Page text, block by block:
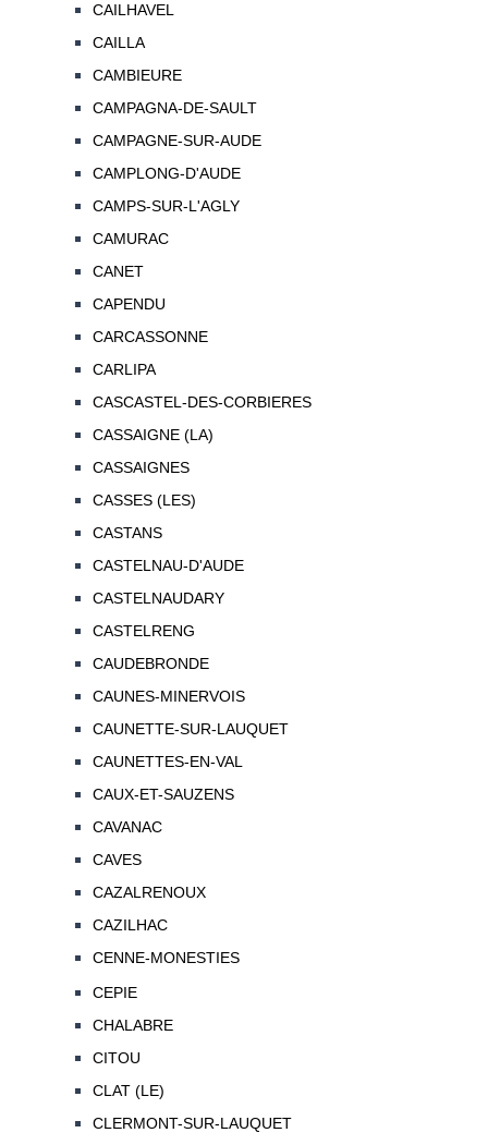
CAILHAVEL
CAILLA
CAMBIEURE
CAMPAGNA-DE-SAULT
CAMPAGNE-SUR-AUDE
CAMPLONG-D'AUDE
CAMPS-SUR-L'AGLY
CAMURAC
CANET
CAPENDU
CARCASSONNE
CARLIPA
CASCASTEL-DES-CORBIERES
CASSAIGNE (LA)
CASSAIGNES
CASSES (LES)
CASTANS
CASTELNAU-D'AUDE
CASTELNAUDARY
CASTELRENG
CAUDEBRONDE
CAUNES-MINERVOIS
CAUNETTE-SUR-LAUQUET
CAUNETTES-EN-VAL
CAUX-ET-SAUZENS
CAVANAC
CAVES
CAZALRENOUX
CAZILHAC
CENNE-MONESTIES
CEPIE
CHALABRE
CITOU
CLAT (LE)
CLERMONT-SUR-LAUQUET